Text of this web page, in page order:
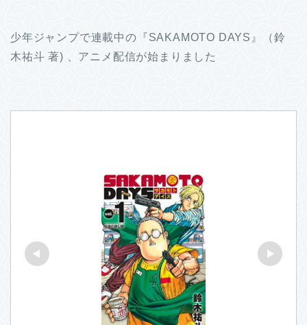
少年ジャンプで連載中の『SAKAMOTO DAYS』（鈴
木祐斗 著) 、アニメ配信が始まりました